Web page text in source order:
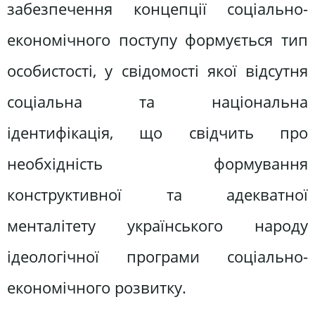
забезпечення концепції соціально-
економічного поступу формується тип
особистості, у свідомості якої відсутня
соціальна та національна
ідентифікація, що свідчить про
необхідність формування
конструктивної та адекватної
менталітету українського народу
ідеологічної програми соціально-
економічного розвитку.